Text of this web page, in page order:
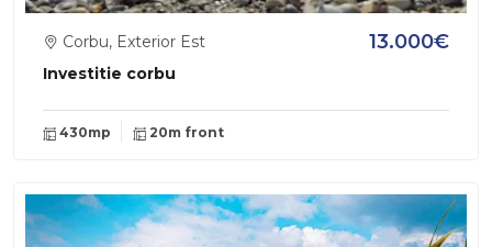
Investitie corbu
Corbu, Exterior Est 13.000€
430mp 20m front